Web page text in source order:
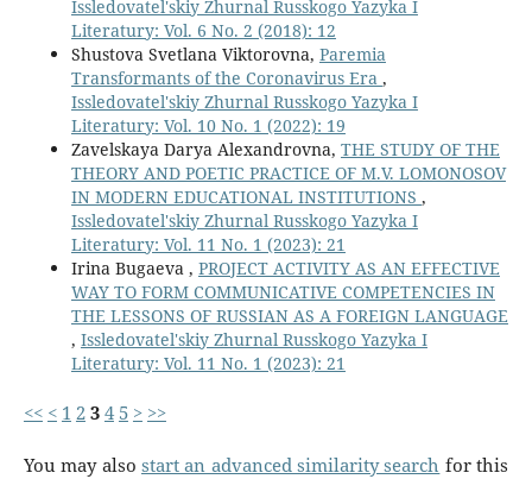
Issledovatel'skiy Zhurnal Russkogo Yazyka I
Literatury: Vol. 6 No. 2 (2018): 12
Shustova Svetlana Viktorovna, Paremia
Transformants of the Coronavirus Era ,
Issledovatel'skiy Zhurnal Russkogo Yazyka I
Literatury: Vol. 10 No. 1 (2022): 19
Zavelskaya Darya Alexandrovna, THE STUDY OF THE
THEORY AND POETIC PRACTICE OF M.V. LOMONOSOV
IN MODERN EDUCATIONAL INSTITUTIONS ,
Issledovatel'skiy Zhurnal Russkogo Yazyka I
Literatury: Vol. 11 No. 1 (2023): 21
Irina Bugaeva , PROJECT ACTIVITY AS AN EFFECTIVE
WAY TO FORM COMMUNICATIVE COMPETENCIES IN
THE LESSONS OF RUSSIAN AS A FOREIGN LANGUAGE
, Issledovatel'skiy Zhurnal Russkogo Yazyka I
Literatury: Vol. 11 No. 1 (2023): 21
<< < 1 234 5 > >>
You may also start an advanced similarity search for this